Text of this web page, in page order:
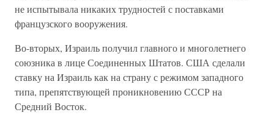
не испытывала никаких трудностей с поставками
французского вооружения.
Во-вторых, Израиль получил главного и многолетнего
союзника в лице Соединенных Штатов. США сделали
ставку на Израиль как на страну с режимом западного
типа, препятствующей проникновению СССР на
Средний Восток.